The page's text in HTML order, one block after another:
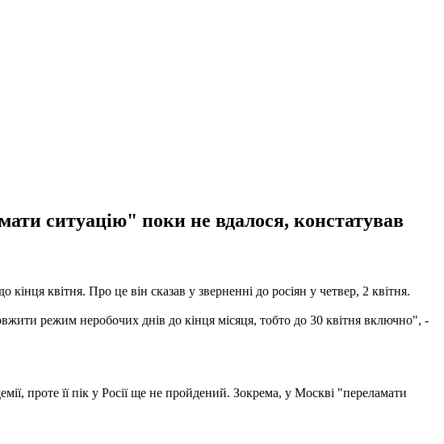
ситуацію" поки не вдалося, констатував
квітня. Про це він сказав у зверненні до росіян у четвер, 2 квітня.
режим неробочих днів до кінця місяця, тобто до 30 квітня включно", -
проте її пік у Росії ще не пройдений. Зокрема, у Москві "переламати